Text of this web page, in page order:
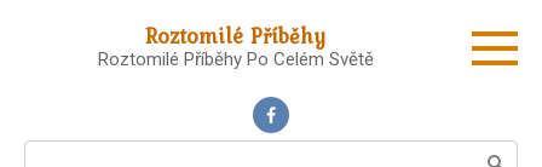
Roztomilé Příběhy
Roztomilé Příběhy Po Celém Světě